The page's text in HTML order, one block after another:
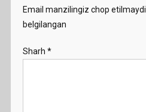
Email manzilingiz chop etilmaydi.
belgilangan
Sharh *